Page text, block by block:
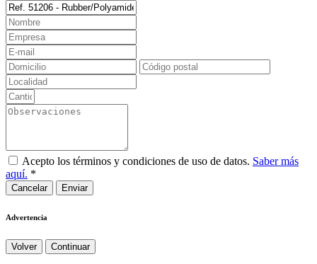
Acepto los términos y condiciones de uso de datos. Saber más
aquí. *
Cancelar
Advertencia
Volver Continuar